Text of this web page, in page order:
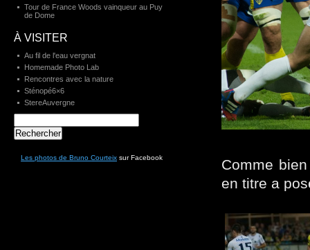
Comme
en titre a
Tour de France Woods vainqueur au Puy
de Dome
À VISITER
Au fil de l'eau vergnat
Homemade Photo Lab
Rencontres avec la nature
Sténopé6×6
StereAuvergne
Les photos de Bruno Courteix sur Facebook